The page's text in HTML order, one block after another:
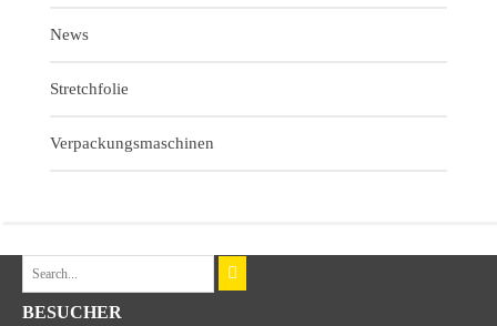
News
Stretchfolie
Verpackungsmaschinen
BESUCHER